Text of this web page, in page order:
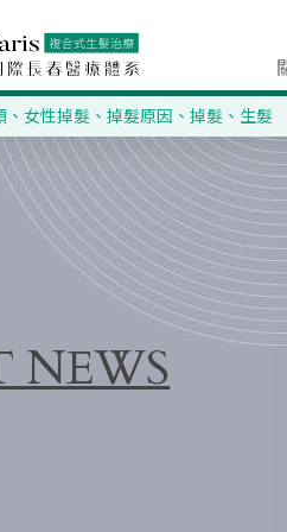
、女性掉髮 、掉髮原因 、掉髮 、 生髮
NEWS